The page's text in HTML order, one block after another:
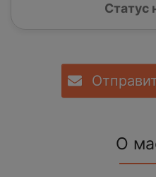
Статус
О